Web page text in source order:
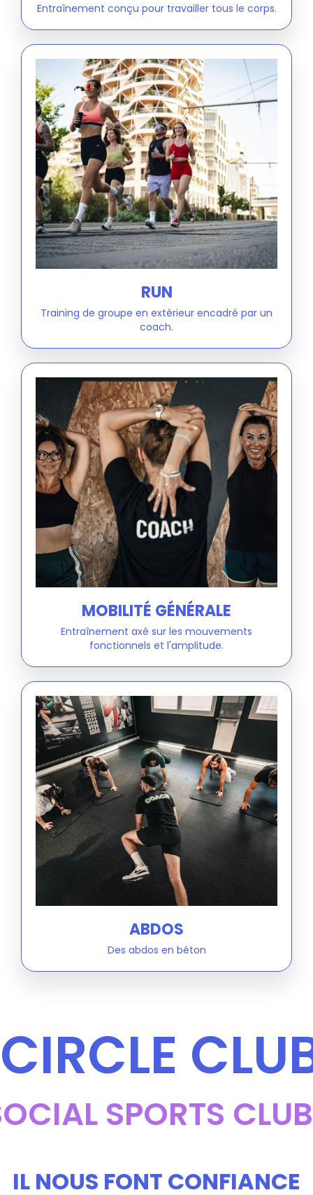
Entraînement conçu pour travailler tous le corps.
RUN
Training de groupe en extérieur encadré par un
coach.
MOBILITÉ GÉNÉRALE
Entraînement axé sur les mouvements
fonctionnels et l'amplitude.
ABDOS
Des abdos en béton
CIRCLE
SPORTS CLUB
IL NOUS FONT CONFIANCE